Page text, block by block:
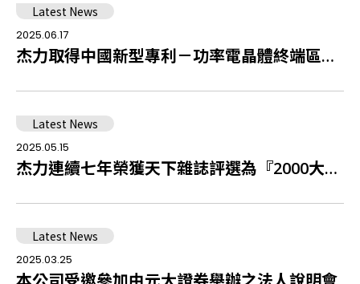
Latest News
2025.06.17
杰力取得中國新型專利－功率電晶體終端區結構設計
Latest News
2025.05.15
杰力連續七年榮獲天下雜誌評選為『2000大企業』
Latest News
2025.03.25